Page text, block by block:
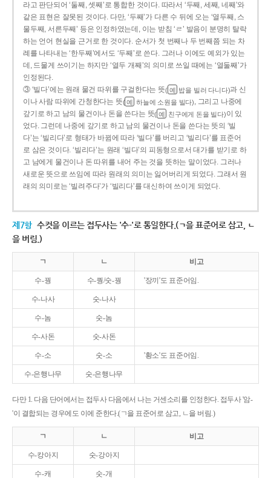
라고 판단되어 ‘둘째, 셋째’로 통합한 것이다. 따라서 ‘두째, 세째, 네째’와
같은 표현은 잘못된 것이다. 다만, ‘두째’가 다른 수 뒤에 오는 ‘열두째, 스
물두째, 서른두째’ 등은 인정하였는데, 이는 받침 ‘ㄹ’ 발음이 분명히 탈락
하는 언어 현실을 근거로 한 것이다. 순서가 첫 번째나 두 번째쯤 되는 차
례를 나타내는 ‘한두째’에서도 ‘두째’로 쓴다. 그러나 이에도 예외가 있는
데, 드물게 쓰이기는 하지만 ‘열두 개째’의 의미로 쓰일 때에는 ‘열둘째’가
인정된다.
③ ‘빌다’에는 원래 물건 따위를 구걸한다는 뜻( 예 밥을 빌러 다니다)과 신
이나 사람 따위에 간청한다는 뜻( 예 하늘에 소원을 빌다), 그리고 나중에
갚기로 하고 남의 물건이나 돈을 쓴다는 뜻( 예 친구에게 돈을 빌다)이 있
었다. 그런데 나중에 갚기로 하고 남의 물건이나 돈을 쓴다는 뜻의 ‘빌
다’는 ‘빌리다’로 형태가 바뀜에 따라 ‘빌다’를 버리고 ‘빌리다’를 표준어
로 삼은 것이다. ‘빌리다’는 원래 ‘빌다’의 피동형으로서 대가를 받기로 하
고 남에게 물건이나 돈 따위를 내어 주는 것을 뜻하는 말이었다. 그러나
새로운 뜻으로 쓰임에 따라 원래의 의미는 잃어버리게 되었다. 그래서 원
래의 의미로는 ‘빌려주다’가 ‘빌리다’를 대신하여 쓰이게 되었다.
제7항 수컷을 이르는 접두사는 '수-'로 통일한다.(ㄱ을 표준어로 삼고, ㄴ
을 버림.)
ㄱ ㄴ 비고
수-꿩 수-퀑/숫-꿩 '장끼'도 표준어임.
수-나사 숫-나사
수-놈 숫-놈
수-사돈 숫-사돈
수-소 숫-소 '황소'도 표준어임.
수-은행나무 숫-은행나무
다만 1. 다음 단어에서는 접두사 다음에서 나는 거센소리를 인정한다. 접두사 '암-
'이 결합되는 경우에도 이에 준한다.(ㄱ을 표준어로 삼고, ㄴ을 버림.)
ㄱ ㄴ 비고
수-캉아지 숫-강아지
수-캐 숫-개